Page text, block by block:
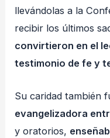
llevándolas a la
recibir los últimos
convirtieron en el
testimonio de fe y
Su caridad también
evangelizadora
y oratorios,